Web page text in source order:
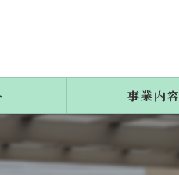
事業内容
施工事例